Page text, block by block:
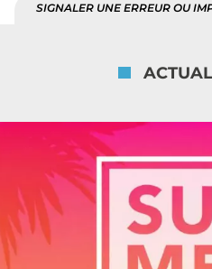
SIGNALER UNE ERREUR OU